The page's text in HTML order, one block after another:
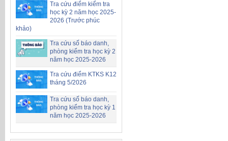
Tra cứu điểm kiểm tra
học kỳ 2 năm học 2025-
2026 (Trước phúc
khảo)
Tra cứu số báo danh,
phòng kiểm tra học kỳ 2
năm học 2025-2026
Tra cứu điểm KTKS K12
tháng 5/2026
Tra cứu số báo danh,
phòng kiểm tra học kỳ 1
năm học 2025-2026